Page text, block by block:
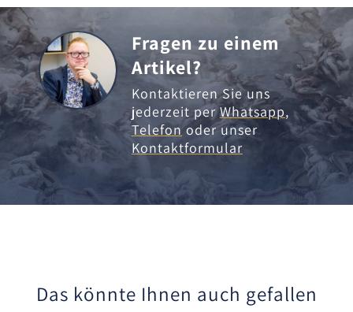
Fragen zu einem
Artikel?
Kontaktieren Sie uns
jederzeit perWhatsapp,
Telefonoder unser
Kontaktformular
Das könnte Ihnen auch gefallen